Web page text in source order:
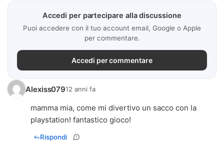
Accedi per partecipare alla discussione
Puoi accedere con il tuo account email, Google o Apple
per commentare.
Accedi per commentare
Alexiss07912 anni fa
mamma mia, come mi divertivo un sacco con la
playstation! fantastico gioco!
Rispondi